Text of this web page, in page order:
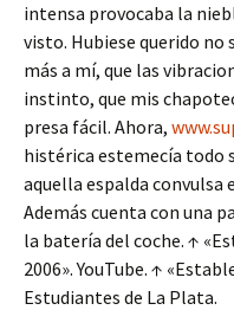
intensa provocaba la
visto. Hubiese querido no
más a mí, que las
instinto, que mis
presa fácil. Ahora,
histérica estemecía todo
aquella espalda
Además cuenta con una
la batería del coche. ↑
2006». YouTube. ↑
Estudiantes de La Plata.